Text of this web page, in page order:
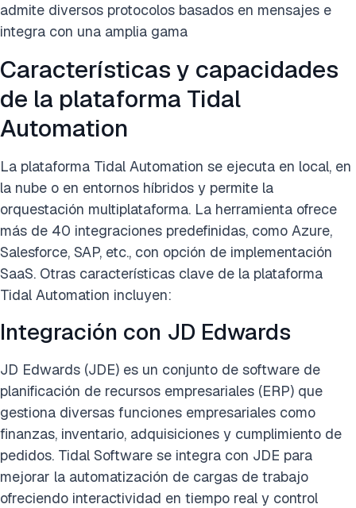
admite diversos protocolos basados en mensajes e
integra con una amplia gama
Características y capacidades
de la plataforma Tidal
Automation
La plataforma Tidal Automation se ejecuta en local, en
la nube o en entornos híbridos y permite la
orquestación multiplataforma. La herramienta ofrece
más de 40 integraciones predefinidas, como Azure,
Salesforce, SAP, etc., con opción de implementación
SaaS. Otras características clave de la plataforma
Tidal Automation incluyen:
Integración con JD Edwards
JD Edwards (JDE) es un conjunto de software de
planificación de recursos empresariales (ERP) que
gestiona diversas funciones empresariales como
finanzas, inventario, adquisiciones y cumplimiento de
pedidos. Tidal Software se integra con JDE para
mejorar la automatización de cargas de trabajo
ofreciendo interactividad en tiempo real y control